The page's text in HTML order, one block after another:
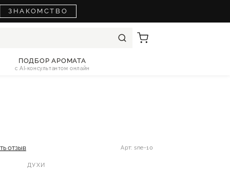
ЗНАКОМСТВО
ПОДБОР АРОМАТА
с AI-консультантом онлайн
отзыв Арт: sne-10
ДУХИ